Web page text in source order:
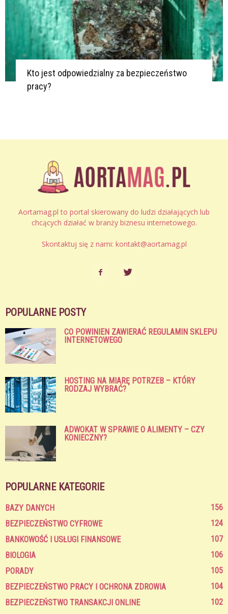
Kto jest odpowiedzialny za bezpieczeństwo
pracy?
Aortamag.pl to portal skierowany do ludzi działających lub
chcących działać w branży biznesu internetowego.
Skontaktuj się z nami: kontakt@aortamag.pl
POPULARNE POSTY
CO POWINIEN ZAWIERAĆ REGULAMIN SKLEPU
INTERNETOWEGO
HOSTING NA MIARĘ POTRZEB – KTÓRY
RODZAJ WYBRAĆ?
ADWOKAT W SPRAWIE O ALIMENTY – CZY
KONIECZNY?
POPULARNE KATEGORIE
BAZY DANYCH
156
BEZPIECZEŃSTWO CYFROWE
124
BANKOWOŚĆ I USŁUGI FINANSOWE
107
BIOLOGIA
106
PORADY
105
BEZPIECZEŃSTWO PRACY I OCHRONA ZDROWIA
104
BEZPIECZEŃSTWO TRANSAKCJI ONLINE
102